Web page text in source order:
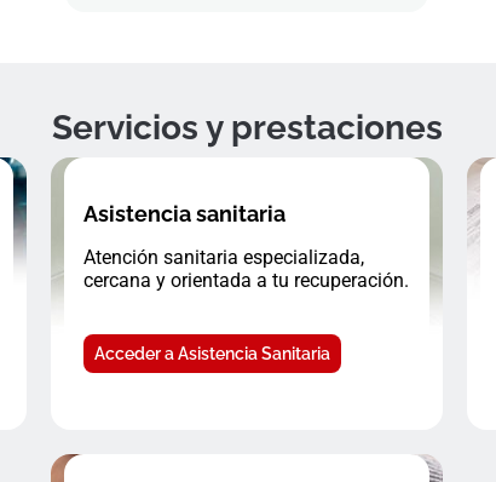
Servicios y prestaciones
Asistencia sanitaria
Atención sanitaria especializada,
cercana y orientada a tu recuperación.
Acceder a Asistencia Sanitaria